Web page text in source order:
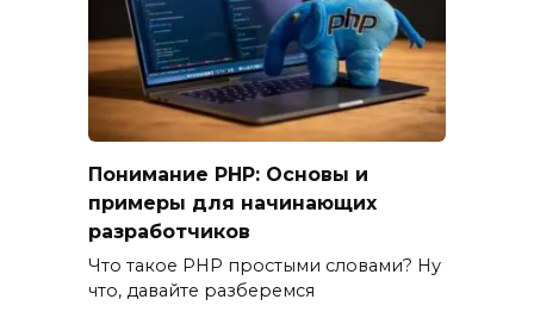
Понимание PHP: Основы и
примеры для начинающих
разработчиков
Что такое PHP простыми словами? Ну
что, давайте разберемся